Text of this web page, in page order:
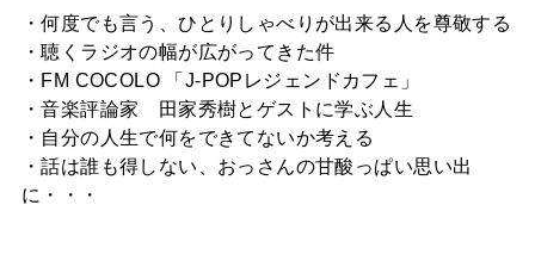
・何度でも言う、ひとりしゃべりが出来る人を尊敬する
・聴くラジオの幅が広がってきた件
・FM COCOLO 「J-POPレジェンドカフェ」
・音楽評論家 田家秀樹とゲストに学ぶ人生
・自分の人生で何をできてないか考える
・話は誰も得しない、おっさんの甘酸っぱい思い出
に・・・